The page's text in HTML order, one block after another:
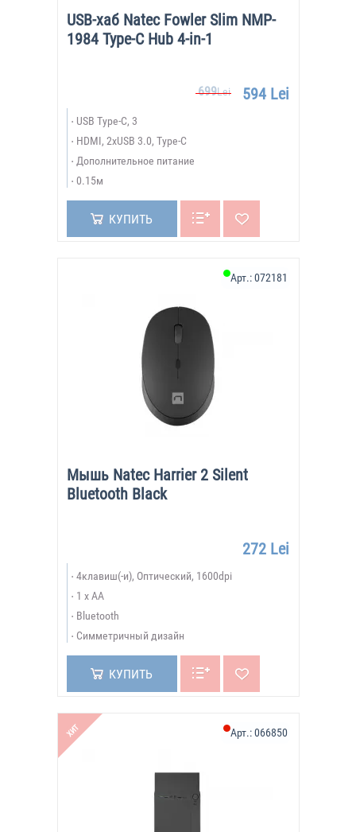
USB-хаб Natec Fowler Slim NMP-
1984 Type-C Hub 4-in-1
699Lei 594 Lei
USB Type-C, 3
HDMI, 2xUSB 3.0, Type-C
Дополнительное питание
0.15м
КУПИТЬ
Мышь Natec Harrier 2 Silent
Bluetooth Black
Арт.:072181
272 Lei
4клавиш(-и), Оптический, 1600dpi
1 x AA
Bluetooth
Симметричный дизайн
КУПИТЬ
ХИТ Арт.:066850